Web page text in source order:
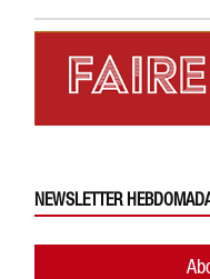
NEWSLETTER